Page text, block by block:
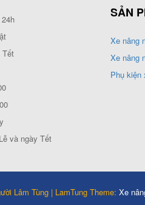
Tết
và ngày Tết
SẢN
Xe nâng
Xe nâng
Phụ kiện
Lâm Tùng | LamTung Theme: Xe